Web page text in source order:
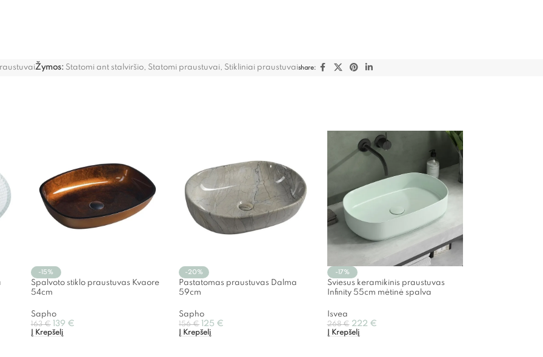
Žymos: Statomi ant stalviršio, Statomi praustuvai, Stikliniai praustuvaishare:
-15%
Spalvoto stiklo praustuvas Kvaore
54cm
Sapho
163€ 139 €
Į Krepšelį
-20%
Pastatomas praustuvas Dalma
59cm
Sapho
156€ 125 €
Į Krepšelį
-17%
Šviesus keramikinis praustuvas
Infinity 55cm mėtinė spalva
Isvea
268€ 222 €
Į Krepšelį